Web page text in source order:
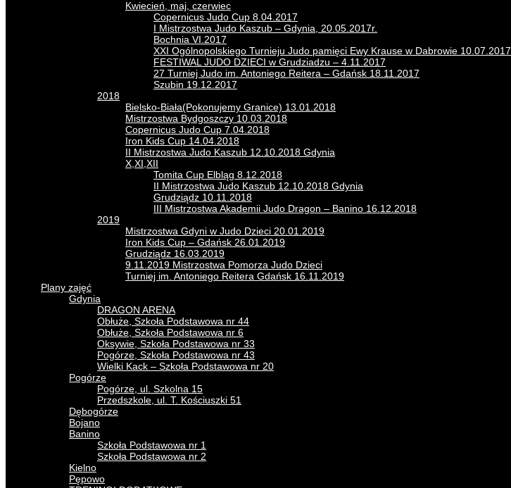
Kwiecień, maj, czerwiec
Copernicus Judo Cup 8.04.2017
I Mistrzostwa Judo Kaszub – Gdynia, 20.05.2017r.
Bochnia VI.2017
XXI Ogólnopolskiego Turnieju Judo pamięci Ewy Krause w Dabrowie 10.07.2017
FESTIWAL JUDO DZIECI w Grudziadzu – 4.11.2017
27 Turniej Judo im. Antoniego Reitera – Gdańsk 18.11.2017
Szubin 19.12.2017
2018
Bielsko-Biała(Pokonujemy Granice) 13.01.2018
Mistrzostwa Bydgoszczy 10.03.2018
Copernicus Judo Cup 7.04.2018
Iron Kids Cup 14.04.2018
II Mistrzostwa Judo Kaszub 12.10.2018 Gdynia
X,XI,XII
Tomita Cup Elbląg 8.12.2018
II Mistrzostwa Judo Kaszub 12.10.2018 Gdynia
Grudziądz 10.11.2018
III Mistrzostwa Akademii Judo Dragon – Banino 16.12.2018
2019
Mistrzostwa Gdyni w Judo Dzieci 20.01.2019
Iron Kids Cup – Gdańsk 26.01.2019
Grudziądz 16.03.2019
9.11.2019 Mistrzostwa Pomorza Judo Dzieci
Turniej im. Antoniego Reitera Gdańsk 16.11.2019
Plany zajęć
Gdynia
DRAGON ARENA
Obłuże, Szkoła Podstawowa nr 44
Obłuże, Szkoła Podstawowa nr 6
Oksywie, Szkoła Podstawowa nr 33
Pogórze, Szkoła Podstawowa nr 43
Wielki Kack – Szkoła Podstawowa nr 20
Pogórze
Pogórze, ul. Szkolna 15
Przedszkole, ul. T. Kościuszki 51
Dębogórze
Bojano
Banino
Szkoła Podstawowa nr 1
Szkoła Podstawowa nr 2
Kielno
Pępowo